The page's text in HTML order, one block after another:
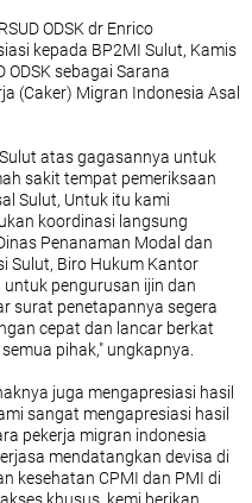
ODSK dr Enrico
kepada BP2MI Sulut, Kamis
sebagai Sarana
(Caker) Migran Indonesia Asal
atas gagasannya untuk
sakit tempat pemeriksaan
Sulut, Untuk itu kami
koordinasi langsung
Penanaman Modal dan
Sulut, Biro Hukum Kantor
pengurusan ijin dan
surat penetapannya segera
cepat dan lancar berkat
pihak," ungkapnya.
juga mengapresiasi hasil
sangat mengapresiasi hasil
pekerja migran indonesia
mendatangkan devisa di
kesehatan CPMI dan PMI di